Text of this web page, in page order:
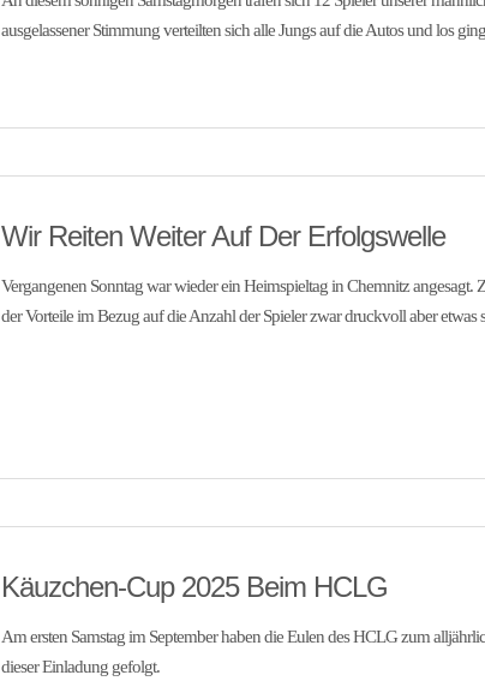
ausgelassener Stimmung verteilten sich alle Jungs auf die Autos und los
Wir Reiten Weiter Auf Der Erfolgswelle
Vergangenen Sonntag war wieder ein Heimspieltag in Chemnitz
der Vorteile im Bezug auf die Anzahl der Spieler zwar druckvoll aber etwas
Käuzchen-Cup 2025 Beim HCLG
Am ersten Samstag im September haben die Eulen des HCLG zum
dieser Einladung gefolgt.